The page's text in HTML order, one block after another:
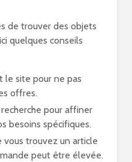
de trouver des objets
quelques conseils
le site pour ne pas
offres.
pour affiner
besoins spécifiques.
trouvez un article
peut être élevée.